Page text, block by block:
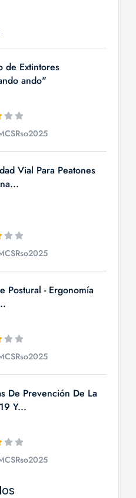
de Extintores
ando"
Vial Para Peatones
Postural - Ergonomía
De Prevención De La
Y...